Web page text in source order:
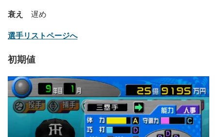
衰え 遅め
選手リストページへ
初期値